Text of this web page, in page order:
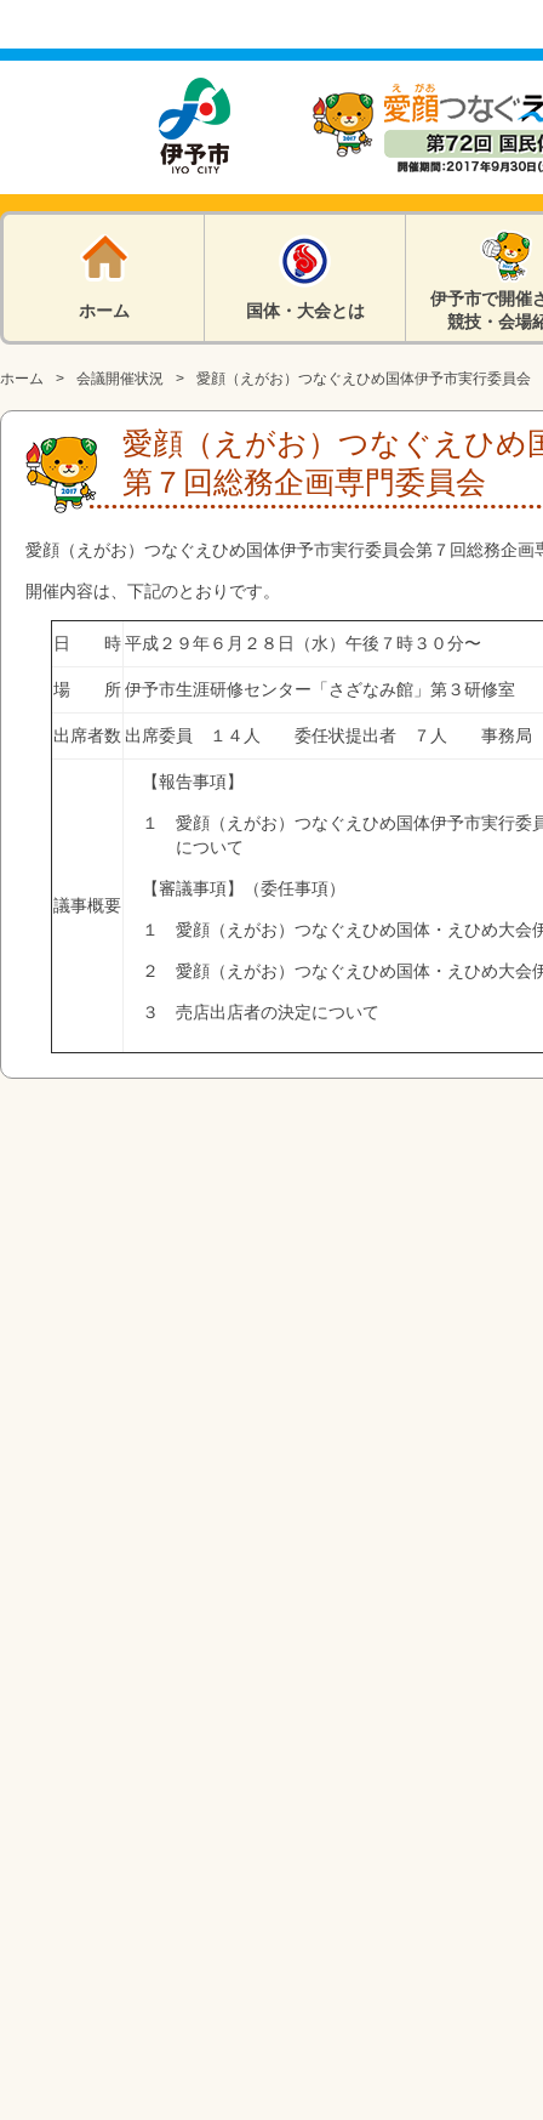
ホーム 国体・大会とは
伊予市で開催
競技・会場
ホーム 会議開催状況 愛顔（えがお）つなぐえひめ国体伊予市実行委員
愛顔（えがお）つなぐえひ
第７回総務企画専門委員会
愛顔（えがお）つなぐえひめ国体伊予市実行委員会第７回総務企画
開催内容は、下記のとおりです。
日 時 平成２９年６月２８日（水）午後７時３０分〜
場 所 伊予市生涯研修センター「さざなみ館」第３研修室
出席者数 出席委員 １４人 委任状提出者 ７人 事務局
議事概要
【報告事項】
１ 愛顔（えがお）つなぐえひめ国体伊予市実行委
について
【審議事項】（委任事項）
１ 愛顔（えがお）つなぐえひめ国体・えひめ大会
２ 愛顔（えがお）つなぐえひめ国体・えひめ大会
３ 売店出店者の決定について